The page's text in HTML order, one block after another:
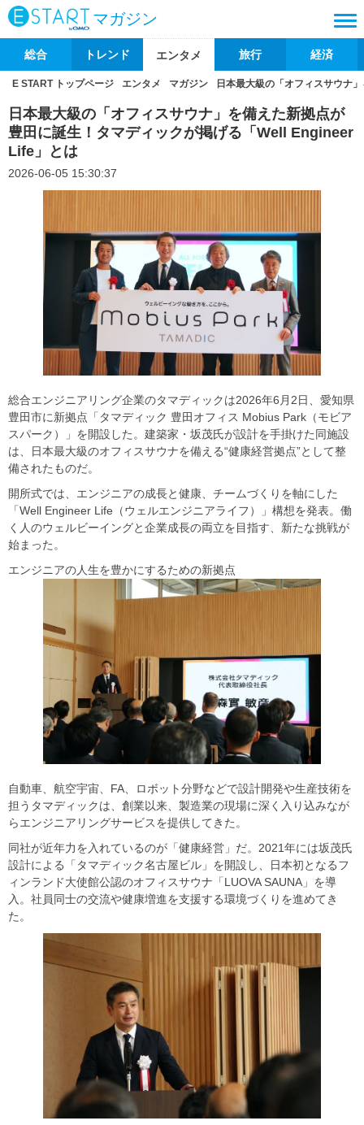
マガジン
総合 トレンド エンタメ 旅行 経済
E START トップページ エンタメ マガジン 日本最大級の「オフィスサウナ
日本最大級の「オフィスサウナ」を備えた新拠点が
豊田に誕生！タマディックが掲げる「Well Engineer
Life」とは
2026-06-05 15:30:37
総合エンジニアリング企業のタマディックは2026年6月2日、愛知県
豊田市に新拠点「タマディック 豊田オフィス Mobius Park（モビア
スパーク）」を開設した。建築家・坂茂氏が設計を手掛けた同施設
は、日本最大級のオフィスサウナを備える“健康経営拠点”として整
備されたものだ。
開所式では、エンジニアの成長と健康、チームづくりを軸にした
「Well Engineer Life（ウェルエンジニアライフ）」構想を発表。働
く人のウェルビーイングと企業成長の両立を目指す、新たな挑戦が
始まった。
エンジニアの人生を豊かにするための新拠点
自動車、航空宇宙、FA、ロボット分野などで設計開発や生産技術を
担うタマディックは、創業以来、製造業の現場に深く入り込みなが
らエンジニアリングサービスを提供してきた。
同社が近年力を入れているのが「健康経営」だ。2021年には坂茂氏
設計による「タマディック名古屋ビル」を開設し、日本初となるフ
ィンランド大使館公認のオフィスサウナ「LUOVA SAUNA」を導
入。社員同士の交流や健康増進を支援する環境づくりを進めてき
た。